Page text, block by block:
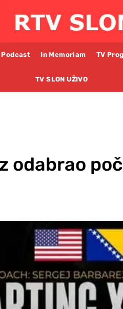
Podcast In Memoriam TV
TV SLON UŽIVO
odabrao